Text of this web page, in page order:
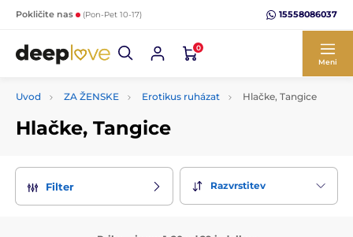
Pokličite nas (Pon-Pet 10-17) 15558086037
0
Meni
Uvod ZA ŽENSKE Erotikus ruházat Hlačke, Tangice
Hlačke, Tangice
Filter Razvrstitev